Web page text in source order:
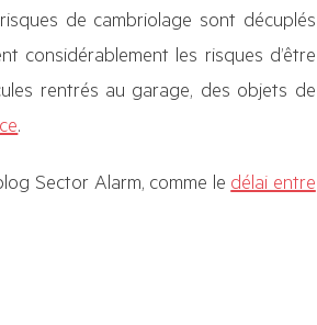
de cambriolage sont décuplés
considérablement les risques d’être
rentrés au garage, des objets de
.
Sector Alarm, comme ledélai entre